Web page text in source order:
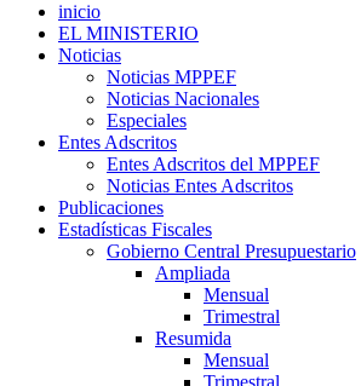
inicio
EL MINISTERIO
Noticias
Noticias MPPEF
Noticias Nacionales
Especiales
Entes Adscritos
Entes Adscritos del MPPEF
Noticias Entes Adscritos
Publicaciones
Estadísticas Fiscales
Gobierno Central Presupuestario
Ampliada
Mensual
Trimestral
Resumida
Mensual
Trimestral